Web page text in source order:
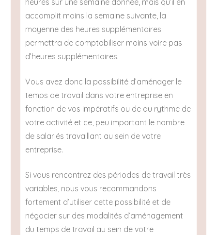
heures sur une semaine donnée, mais qu’il en
accomplit moins la semaine suivante, la
moyenne des heures supplémentaires
permettra de comptabiliser moins voire pas
d’heures supplémentaires.
Vous avez donc la possibilité d’aménager le
temps de travail dans votre entreprise en
fonction de vos impératifs ou de du rythme de
votre activité et ce, peu important le nombre
de salariés travaillant au sein de votre
entreprise.
Si vous rencontrez des périodes de travail très
variables, nous vous recommandons
fortement d’utiliser cette possibilité et de
négocier sur des modalités d’aménagement
du temps de travail au sein de votre